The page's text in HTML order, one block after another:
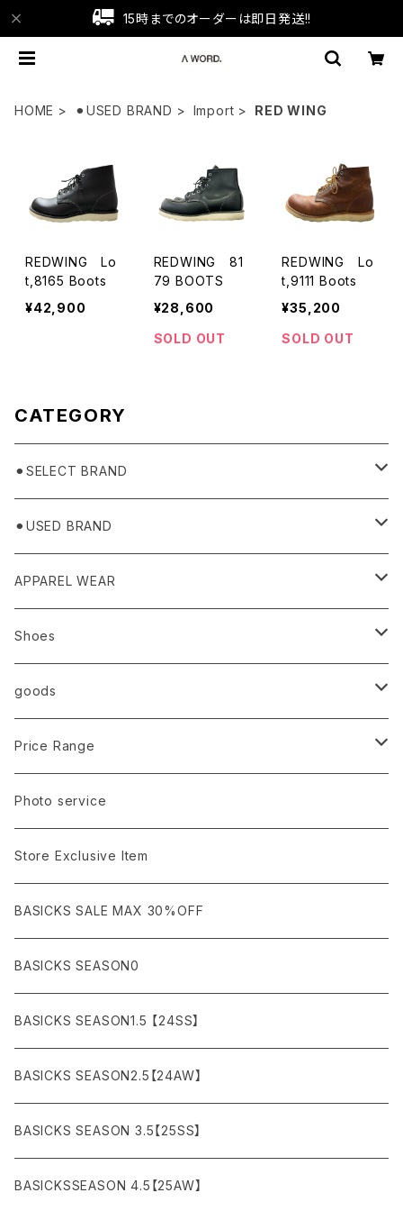
15時までのオーダーは即日発送!!
HOME ⚫︎USED BRAND Import RED WING
REDWING Lo
t,8165 Boots
¥42,900
REDWING 81
79 BOOTS
¥28,600
SOLD OUT
REDWING Lo
t,9111 Boots
¥35,200
SOLD OUT
CATEGORY
⚫︎SELECT BRAND
BASICKS
HUMMEL 00
⚫︎USED BRAND
Domestic
Ancellm
AURALEE
AMBUSH
ANCHOR
asics
Import
ANN DEMEULEMEESTER
ARMANI / EXCHANGE / JEANS
A.P.C
agnes b
ARC'TERYX
APPAREL WEAR
TOPS
T-SHIRTS (Tシャツ）
LSV (長袖Tシャツ）
KNIT (ニット)/CARDIGAN(カーディガン)
VEST(ベスト）
OUTER
BLOUSON (ブルゾン）
JACKET (ジャケット)
BOTTOMS
DENIM (デニム)
CARGO (カーゴ)
SLACKS (スラックス)
SHORTS (ショーツ)
Shoes
Sneaker
Leather shoes
Sandals
Boots
goods
Eye wear
Cap/Hat
Bag / Wallet
Watch
Interior
Figure/etc...
Accessory
Necklace
Bracelet
Price Range
¥1,000〜¥5,000
¥5,000〜¥10,000
¥10,000〜¥30,000
¥30,000〜¥50,000
¥50,000〜¥100,000
¥100,000〜¥150,000
¥150,000〜
Photo service
Store Exclusive Item
BASICKS SALE MAX 30%OFF
BASICKS SEASON0
BASICKS SEASON1.5 【24SS】
BASICKS SEASON2.5【24AW】
BASICKS SEASON 3.5【25SS】
BASICKSSEASON 4.5【25AW】